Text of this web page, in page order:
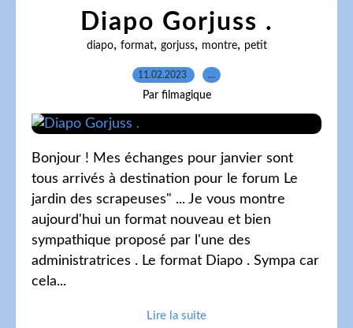
Diapo Gorjuss .
diapo, format, gorjuss, montre, petit
11.02.2023 …
Par filmagique
Bonjour ! Mes échanges pour janvier sont
tous arrivés à destination pour le forum Le
jardin des scrapeuses" ... Je vous montre
aujourd'hui un format nouveau et bien
sympathique proposé par l'une des
administratrices . Le format Diapo . Sympa car
cela...
Lire la suite